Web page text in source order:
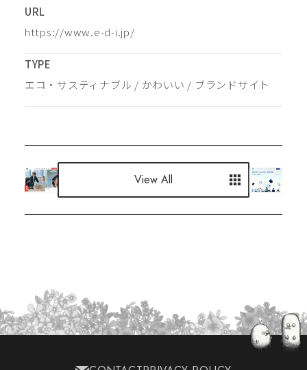
URL
https://www.e-d-i.jp/
TYPE
エコ・サスティナブル / かわいい / ブランドサイト
View All
View All